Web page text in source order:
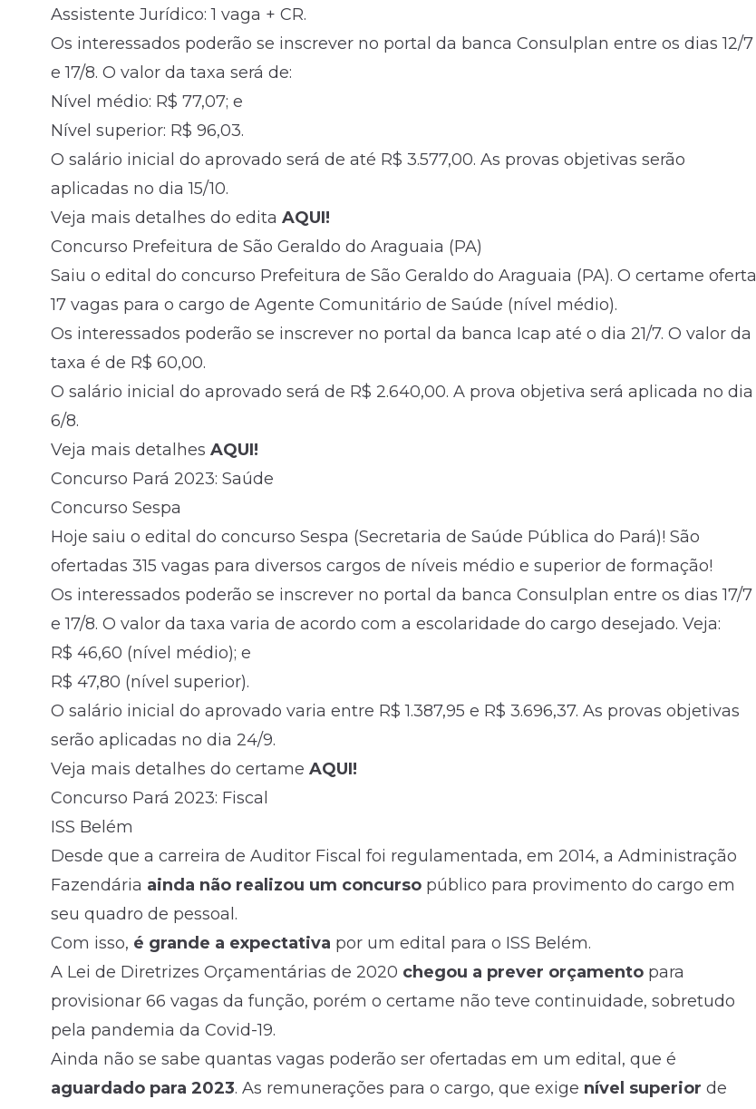
Assistente Jurídico: 1 vaga + CR.
Os interessados poderão se inscrever no portal da banca Consulplan entre os dias 12/7
e 17/8. O valor da taxa será de:
Nível médio: R$ 77,07; e
Nível superior: R$ 96,03.
O salário inicial do aprovado será de até R$ 3.577,00. As provas objetivas serão
aplicadas no dia 15/10.
Veja mais detalhes do edita AQUI!
Concurso Prefeitura de São Geraldo do Araguaia (PA)
Saiu o edital do concurso Prefeitura de São Geraldo do Araguaia (PA). O certame oferta
17 vagas para o cargo de Agente Comunitário de Saúde (nível médio).
Os interessados poderão se inscrever no portal da banca Icap até o dia 21/7. O valor da
taxa é de R$ 60,00.
O salário inicial do aprovado será de R$ 2.640,00. A prova objetiva será aplicada no dia
6/8.
Veja mais detalhes AQUI!
Concurso Pará 2023: Saúde
Concurso Sespa
Hoje saiu o edital do concurso Sespa (Secretaria de Saúde Pública do Pará)! São
ofertadas 315 vagas para diversos cargos de níveis médio e superior de formação!
Os interessados poderão se inscrever no portal da banca Consulplan entre os dias 17/7
e 17/8. O valor da taxa varia de acordo com a escolaridade do cargo desejado. Veja:
R$ 46,60 (nível médio); e
R$ 47,80 (nível superior).
O salário inicial do aprovado varia entre R$ 1.387,95 e R$ 3.696,37. As provas objetivas
serão aplicadas no dia 24/9.
Veja mais detalhes do certame AQUI!
Concurso Pará 2023: Fiscal
ISS Belém
Desde que a carreira de Auditor Fiscal foi regulamentada, em 2014, a Administração
Fazendária ainda não realizou um concurso público para provimento do cargo em
seu quadro de pessoal.
Com isso, é grande a expectativa por um edital para o ISS Belém.
A Lei de Diretrizes Orçamentárias de 2020 chegou a prever orçamento para
provisionar 66 vagas da função, porém o certame não teve continuidade, sobretudo
pela pandemia da Covid-19.
Ainda não se sabe quantas vagas poderão ser ofertadas em um edital, que é
aguardado para 2023. As remunerações para o cargo, que exige nível superior de